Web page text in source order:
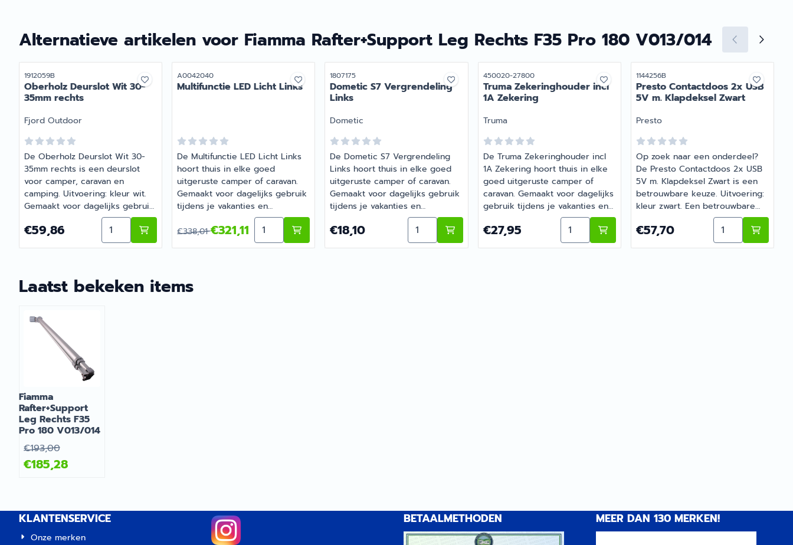
advies.
Alternatieve artikelen voor Fiamma Rafter+Support Leg Rechts F35 Pro 180 V013/014
Artikelnummer
1912059B
Oberholz Deurslot Wit 30-
35mm rechts
Merk:
Fjord Outdoor
De Oberholz Deurslot Wit 30-
35mm rechts is een deurslot
voor camper, caravan en
camping. Uitvoering: kleur wit.
Gemaakt voor dagelijks gebruik
tijdens je vakanties en
weekendtrips. Bij Barsema
Recreatie, specialist in camper-
advies.
Prijs: 59,86
€59,86 Aantal kiezen voor Oberholz Deurslot Wit 30-35mm rechts
Artikelnummer
A0042040
Multifunctie LED Licht Links
De Multifunctie LED Licht Links
hoort thuis in elke goed
uitgeruste camper of caravan.
Gemaakt voor dagelijks gebruik
tijdens je vakanties en
weekendtrips. Heb je vragen
over de juiste keuze? Barsema
Recreatie denkt graag met je
Van 338,01 voor 321,11
€338,01€321,11 Aantal kiezen voor Multifunctie LED Licht Links
Artikelnummer
1807175
Dometic S7 Vergrendeling
Links
Merk:
Dometic
De Dometic S7 Vergrendeling
Links hoort thuis in elke goed
uitgeruste camper of caravan.
Gemaakt voor dagelijks gebruik
tijdens je vakanties en
weekendtrips. Heb je vragen
over de juiste keuze? Barsema
Recreatie denkt graag met je
Prijs: 18,10
€18,10 Aantal kiezen voor Dometic S7 Vergrendeling Links
Artikelnummer
450020-27800
Truma Zekeringhouder incl
1A Zekering
Merk:
Truma
De Truma Zekeringhouder incl
1A Zekering hoort thuis in elke
goed uitgeruste camper of
caravan. Gemaakt voor dagelijks
gebruik tijdens je vakanties en
weekendtrips. Heb je vragen
over de juiste keuze? Barsema
Recreatie denkt graag met je
Prijs: 27,95
€27,95 Aantal kiezen voor Truma Zekeringhouder incl 1A
Artikelnummer
1144256B
Presto Contactdoos 2x USB
5V m. Klapdeksel Zwart
Merk:
Presto
Op zoek naar een onderdeel?
De Presto Contactdoos 2x USB
5V m. Klapdeksel Zwart is een
betrouwbare keuze. Uitvoering:
kleur zwart. Een betrouwbare
keuze voor onderweg en op de
camping. Bestel dit onderdeel
eenvoudig online bij Barsema
Prijs: 57,70
€57,70 Aantal kiezen
Laatst bekeken items
Fiamma
Rafter+Support
Leg Rechts F35
Pro 180 V013/014
€193,00
€185,28
KLANTENSERVICE
Onze merken
BETAALMETHODEN MEER DAN 130 MERKEN!